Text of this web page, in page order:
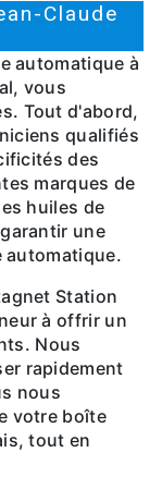
Claude
automatique à
vous
Tout d'abord,
qualifiés
des
marques de
huiles de
une
automatique.
Station
à offrir un
Nous
rapidement
nous
votre boîte
tout en